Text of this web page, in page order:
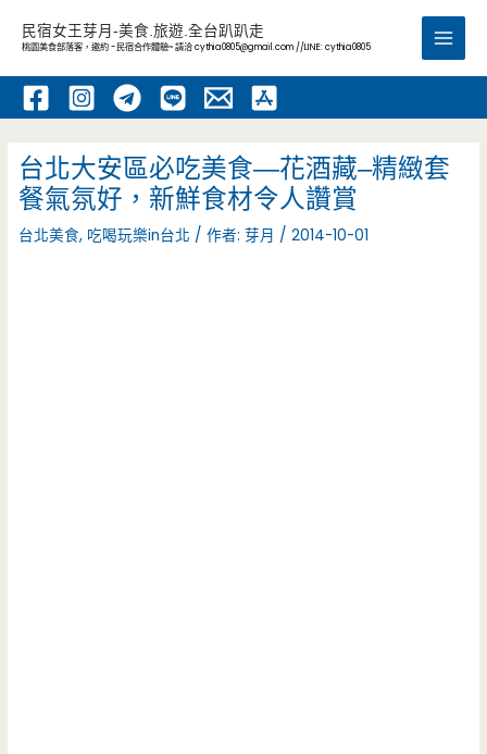
內
民宿女王芽月-美食.旅遊.全台趴趴走
桃園美食部落客，邀約 -民宿合作體驗~ 請洽cythia0805@gmail.com //LINE: cythia0805
Main
台北大安區必吃美食—花酒藏–精緻套
餐氣氛好，新鮮食材令人讚賞
台北美食, 吃喝玩樂in台北 / 作者:芽月 /2014-10-01